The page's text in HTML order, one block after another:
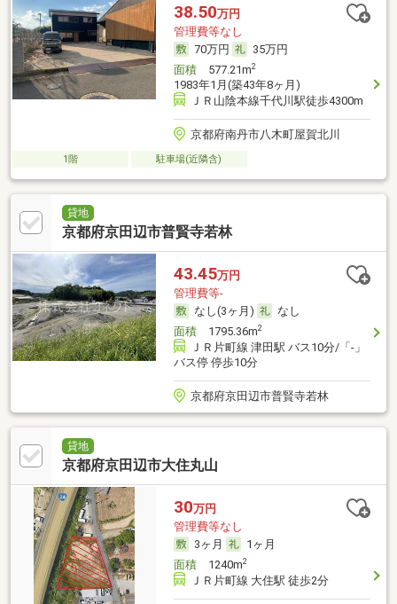
38.50万円
管理費等なし
70万円
35万円
面積577.21m2
1983年1月(築43年8ヶ月)
ＪＲ山陰本線千代川駅徒歩4300m
京都府南丹市八木町屋賀北川
1階 駐車場(近隣含)
貸地
京都府京田辺市普賢寺若林
43.45万円
管理費等-
なし(3ヶ月)
なし
面積1795.36m2
ＪＲ片町線 津田駅 バス10分/「-」
バス停 停歩10分
京都府京田辺市普賢寺若林
貸地
京都府京田辺市大住丸山
30万円
管理費等なし
3ヶ月
1ヶ月
面積1240m2
ＪＲ片町線 大住駅 徒歩2分